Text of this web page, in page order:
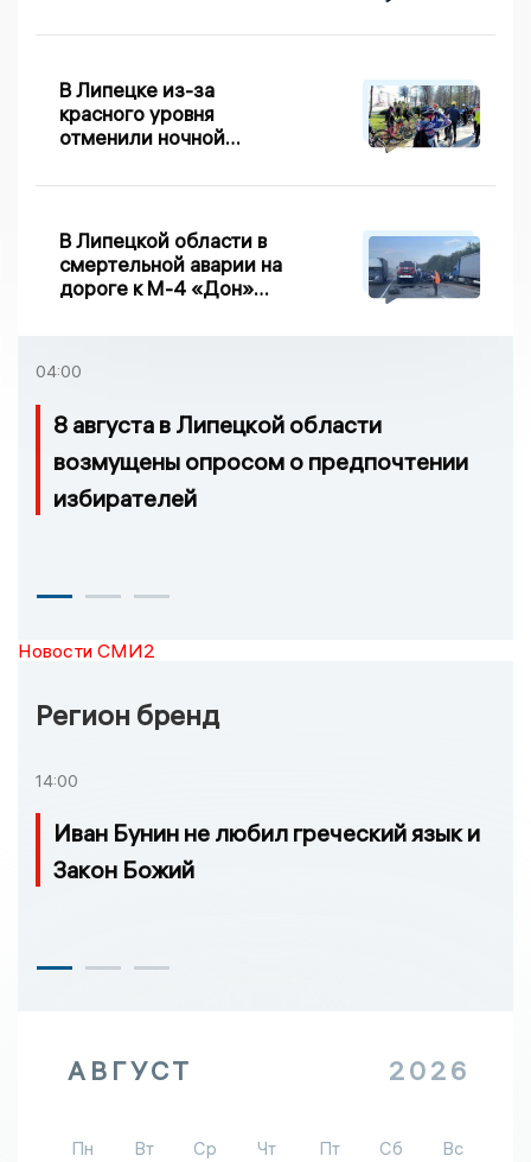
В Липецке из-за
красного уровня
отменили ночной
В Липецкой области в
смертельной аварии на
дороге к М-4 «Дон»
04:00
8 августа в Липецкой области
возмущены опросом о предпочтении
избирателей
Новости СМИ2
Регион бренд
14:00
Иван Бунин не любил греческий язык и
Закон Божий
АВГУСТ 2026
Пн Вт Ср Чт Пт Сб Вс